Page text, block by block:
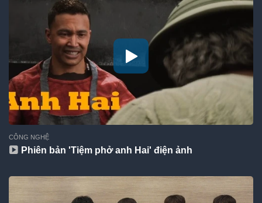
CÔNG NGHỆ
Phiên bản 'Tiệm phở anh Hai' điện ảnh